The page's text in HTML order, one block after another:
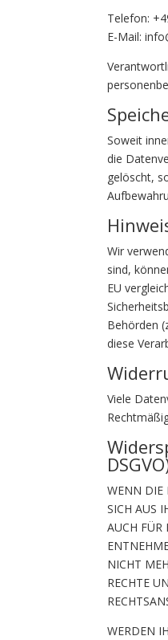
Telefon:
E-Mail:
Soweit
die
gelöscht,
Wir
sind,
EU
Behörden
diese
Viele
WENN DIE
SICH AUS
AUCH FÜR
NICHT
RECHTE
WERDEN